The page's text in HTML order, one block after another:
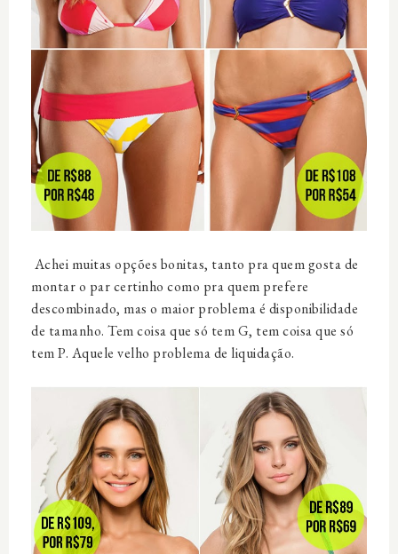
Achei muitas opções bonitas, tanto pra quem gosta de
montar o par certinho como pra quem prefere
descombinado, mas o maior problema é disponibilidade
de tamanho. Tem coisa que só tem G, tem coisa que só
tem P. Aquele velho problema de liquidação.